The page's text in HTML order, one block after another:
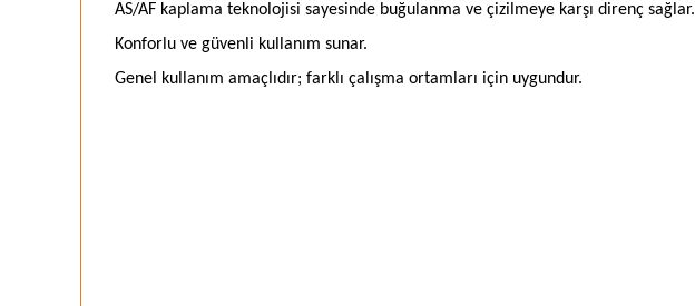
AS/AF kaplama teknolojisi sayesinde buğulanma ve çizilmeye karşı direnç sağlar.
Konforlu ve güvenli kullanım sunar.
Genel kullanım amaçlıdır; farklı çalışma ortamları için uygundur.